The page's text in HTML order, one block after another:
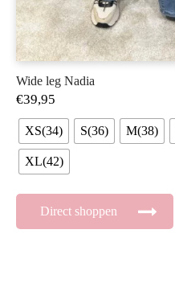
Wide leg Nadia
€39,95
XS(34) S(36) M(38)
XL(42)
Direct shoppen